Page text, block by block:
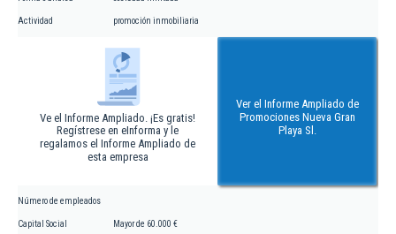
Actividad promoción inmobiliaria
Ve el Informe Ampliado. ¡Es gratis!
Regístrese en eInforma y le
regalamos el Informe Ampliado de
esta empresa
Ver el Informe Ampliado de
Promociones Nueva Gran
Playa Sl.
Número de empleados
Capital Social Mayor de 60.000 €